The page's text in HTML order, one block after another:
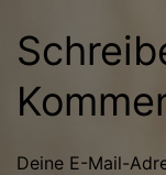
Deine E-Mail-